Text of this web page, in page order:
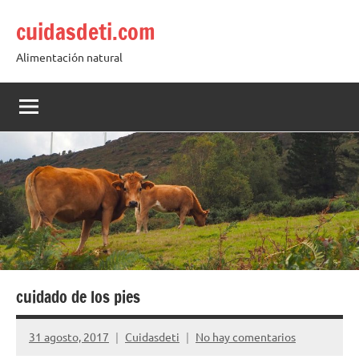
contenido
cuidasdeti.com
Alimentación natural
cuidado de los pies
31 agosto, 2017 Cuidasdeti No hay comentarios